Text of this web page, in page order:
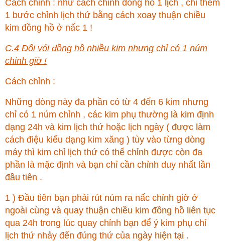
Cách chỉnh : như cách chỉnh đồng hồ 1 lịch , chỉ thêm
1 bước chỉnh lịch thứ bằng cách xoay thuận chiều
kim đồng hồ ở nấc 1 !
C.4 Đối vói đồng hồ nhiều kim nhưng chỉ có 1 núm
chỉnh giờ !
Cách chỉnh :
Những dòng này đa phần có từ 4 đến 6 kim nhưng
chỉ có 1 núm chỉnh , các kim phụ thường là kim định
dạng 24h và kim lịch thứ hoặc lịch ngày ( được làm
cách điệu kiểu dạng kim xăng ) tùy vào từng dòng
máy thì kim chỉ lịch thứ có thể chỉnh được còn đa
phần là mặc định và bạn chỉ cần chỉnh duy nhất lần
đầu tiên .
1 ) Đầu tiên bạn phải rút núm ra nấc chỉnh giờ ở
ngoài cùng và quay thuận chiều kim đồng hồ liên tục
qua 24h trong lúc quay chỉnh bạn để ý kim phụ chỉ
lịch thứ nhảy đến đúng thứ của ngày hiện tại .